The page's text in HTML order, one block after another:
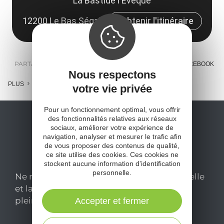
12200 Le Bas Ségala
Obtenir l'itinéraire
PARTAGER : FACEBOOK
PLUS
Ne manquez pas notre newsletter mensuelle
et laissez-vous inspirer pour profiter
pleinement de votre séjour en Aveyron.
Nous respectons
votre vie privée
Pour un fonctionnement optimal, vous offrir
des fonctionnalités relatives aux réseaux
sociaux, améliorer votre expérience de
navigation, analyser et mesurer le trafic afin
de vous proposer des contenus de qualité,
ce site utilise des cookies. Ces cookies ne
stockent aucune information d'identification
personnelle.
Accepter et fermer